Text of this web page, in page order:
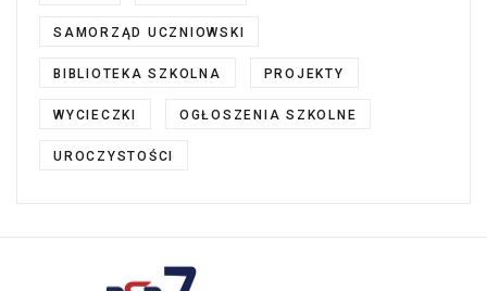
SAMORZĄD UCZNIOWSKI
BIBLIOTEKA SZKOLNA PROJEKTY
WYCIECZKI OGŁOSZENIA SZKOLNE
UROCZYSTOŚCI